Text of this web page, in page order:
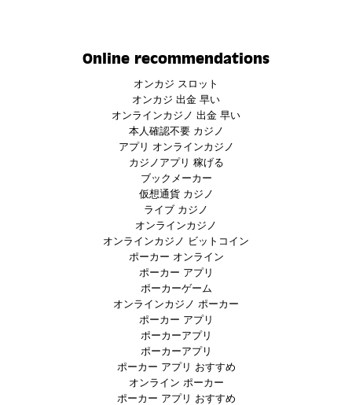
Online recommendations
オンカジ スロット
オンカジ 出金 早い
オンラインカジノ 出金 早い
本人確認不要 カジノ
アプリ オンラインカジノ
カジノアプリ 稼げる
ブックメーカー
仮想通貨 カジノ
ライブ カジノ
オンラインカジノ
オンラインカジノ ビットコイン
ポーカー オンライン
ポーカー アプリ
ポーカーゲーム
オンラインカジノ ポーカー
ポーカー アプリ
ポーカーアプリ
ポーカーアプリ
ポーカー アプリ おすすめ
オンライン ポーカー
ポーカー アプリ おすすめ